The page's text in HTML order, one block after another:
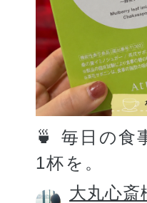
スキンケ
🍵 毎日の食
1杯を。
大丸心斎